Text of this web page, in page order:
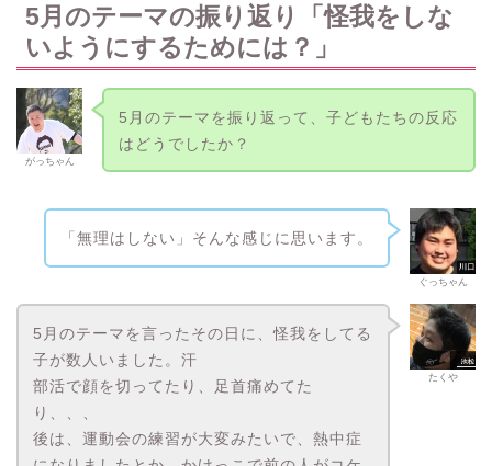
5月のテーマの振り返り「怪我をしな
いようにするためには？」
がっちゃん
5月のテーマを振り返って、子どもたちの反応
はどうでしたか？
ぐっちゃん
「無理はしない」そんな感じに思います。
たくや
5月のテーマを言ったその日に、怪我をしてる
子が数人いました。汗
部活で顔を切ってたり、足首痛めてた
り、、、
後は、運動会の練習が大変みたいで、熱中症